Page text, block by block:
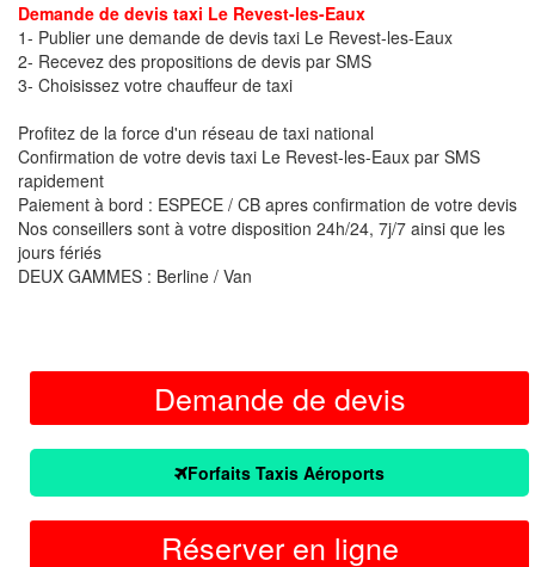
Demande de devis taxi Le Revest-les-Eaux
1- Publier une demande de devis taxi Le Revest-les-Eaux
2- Recevez des propositions de devis par SMS
3- Choisissez votre chauffeur de taxi
Profitez de la force d'un réseau de taxi national
Confirmation de votre devis taxi Le Revest-les-Eaux par SMS
rapidement
Paiement à bord : ESPECE / CB apres confirmation de votre devis
Nos conseillers sont à votre disposition 24h/24, 7j/7 ainsi que les
jours fériés
DEUX GAMMES : Berline / Van
Demande de devis
Forfaits Taxis Aéroports
Réserver en ligne